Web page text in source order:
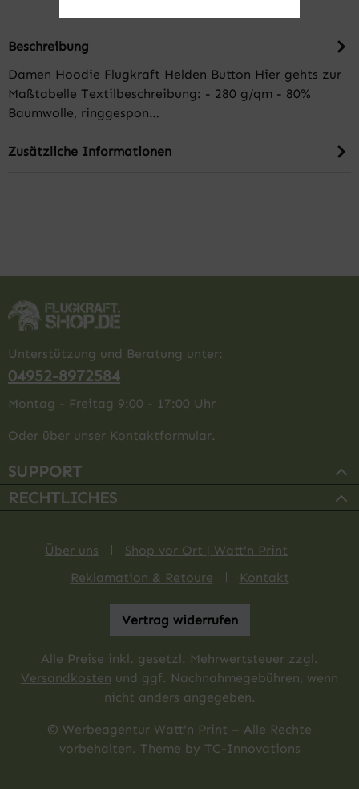
Beschreibung
Damen Hoodie Flugkraft Helden Button Hier gehts zur
Maßtabelle Textilbeschreibung: - 280 g/qm - 80%
Baumwolle, ringgespon…
Zusätzliche Informationen
Unterstützung und Beratung unter:
04952-8972584
Montag - Freitag 9:00 - 17:00 Uhr
Oder über unser Kontaktformular.
SUPPORT
RECHTLICHES
Über uns
Shop vor Ort | Watt'n Print
Reklamation & Retoure
Kontakt
Vertrag widerrufen
Alle Preise inkl. gesetzl. Mehrwertsteuer zzgl.
Versandkosten und ggf. Nachnahmegebühren, wenn
nicht anders angegeben.
© Werbeagentur Watt'n Print – Alle Rechte
vorbehalten. Theme by TC-Innovations